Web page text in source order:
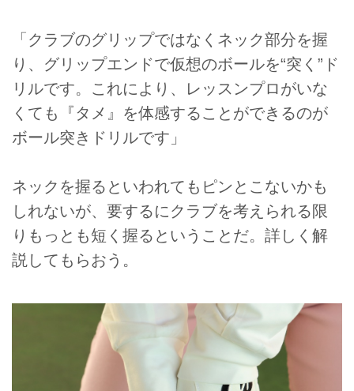
「クラブのグリップではなくネック部分を握
り、グリップエンドで仮想のボールを“突く”ド
リルです。これにより、レッスンプロがいな
くても『タメ』を体感することができるのが
ボール突きドリルです」
ネックを握るといわれてもピンとこないかも
しれないが、要するにクラブを考えられる限
りもっとも短く握るということだ。詳しく解
説してもらおう。